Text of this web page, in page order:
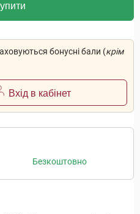
бонусні бали (крім
Вхід в кабінет
Безкоштовно